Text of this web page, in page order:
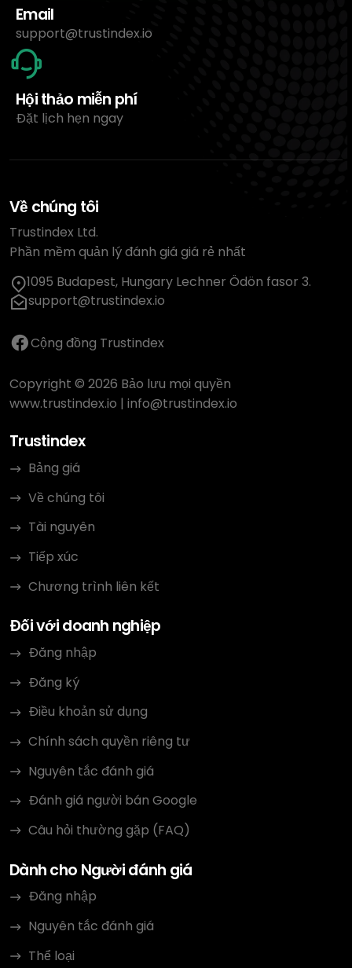
Email
support@trustindex.io
Hội thảo miễn phí
Đặt lịch hẹn ngay
Về chúng tôi
Trustindex Ltd.
Phần mềm quản lý đánh giá giá rẻ nhất
1095 Budapest, Hungary Lechner Ödön fasor 3.
support@trustindex.io
Cộng đồng Trustindex
Copyright © 2026 Bảo lưu mọi quyền
www.trustindex.io | info@trustindex.io
Trustindex
Bảng giá
Về chúng tôi
Tài nguyên
Tiếp xúc
Chương trình liên kết
Đối với doanh nghiệp
Đăng nhập
Đăng ký
Điều khoản sử dụng
Chính sách quyền riêng tư
Nguyên tắc đánh giá
Đánh giá người bán Google
Câu hỏi thường gặp (FAQ)
Dành cho Người đánh giá
Đăng nhập
Nguyên tắc đánh giá
Thể loại